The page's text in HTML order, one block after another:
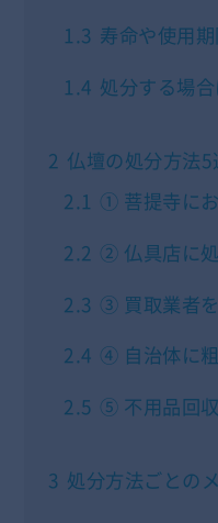
1.3 寿命や使用
1.4 処分する場
2 仏壇の処分方法5
2.1 ① 菩提寺に
2.2 ② 仏具店に
2.3 ③ 買取業者
2.4 ④ 自治体に
2.5 ⑤ 不用品回
3 処分方法ごとの